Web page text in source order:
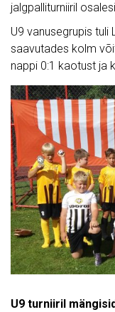
jalgpalliturniiril
U9 vanusegrupis
saavutades kolm
nappi 0:1 kaotust ja
U9 turniiril